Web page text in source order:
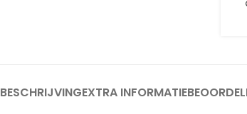
BESCHRIJVINGEXTRA INFORMATIE